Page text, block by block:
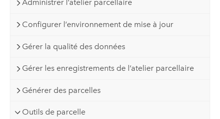
Administrer l’atelier parcellaire
Configurer l’environnement de mise à jour
Gérer la qualité des données
Gérer les enregistrements de l’atelier parcellaire
Générer des parcelles
Outils de parcelle